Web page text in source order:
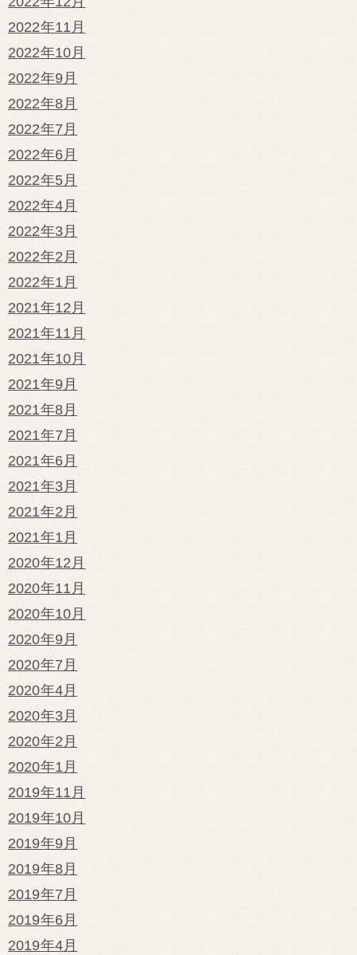
2022年11月
2022年10月
2022年9月
2022年8月
2022年7月
2022年6月
2022年5月
2022年4月
2022年3月
2022年2月
2022年1月
2021年12月
2021年11月
2021年10月
2021年9月
2021年8月
2021年7月
2021年6月
2021年3月
2021年2月
2021年1月
2020年12月
2020年11月
2020年10月
2020年9月
2020年7月
2020年4月
2020年3月
2020年2月
2020年1月
2019年11月
2019年10月
2019年9月
2019年8月
2019年7月
2019年6月
2019年4月